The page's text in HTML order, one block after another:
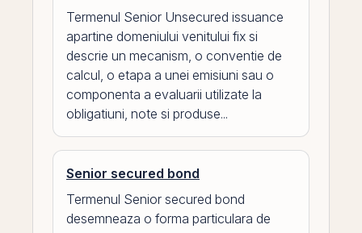
Termenul Senior Unsecured issuance
apartine domeniului venitului fix si
descrie un mecanism, o conventie de
calcul, o etapa a unei emisiuni sau o
componenta a evaluarii utilizate la
obligatiuni, note si produse...
Senior secured bond
Termenul Senior secured bond
desemneaza o forma particulara de